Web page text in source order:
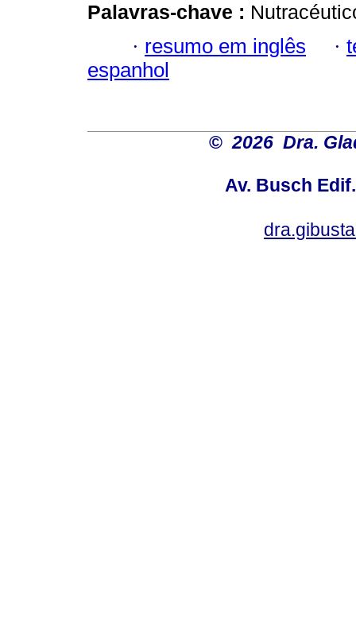
Palavras-chave :
· resumo em inglês ·
espanhol
© 2026 Dra.
Av. Busch